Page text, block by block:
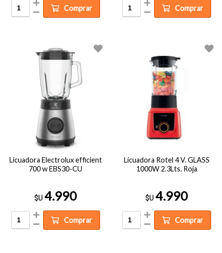
Comprar Comprar
Licuadora Electrolux efficient
700 w EBS30-CU
$U 4.990
Comprar
Licuadora Rotel 4 V. GLASS
1000W 2.3Lts. Roja
$U 4.990
Comprar